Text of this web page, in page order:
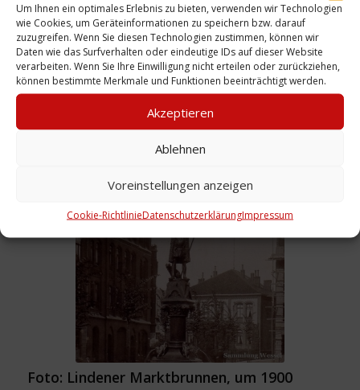
Um Ihnen ein optimales Erlebnis zu bieten, verwenden wir Technologien
wie Cookies, um Geräteinformationen zu speichern bzw. darauf
zuzugreifen. Wenn Sie diesen Technologien zustimmen, können wir
Daten wie das Surfverhalten oder eindeutige IDs auf dieser Website
verarbeiten. Wenn Sie Ihre Einwilligung nicht erteilen oder zurückziehen,
können bestimmte Merkmale und Funktionen beeinträchtigt werden.
Akzeptieren
Ablehnen
Voreinstellungen anzeigen
Cookie-RichtlinieDatenschutzerklärungImpressum
Broschüre: Linden im Wandel der Zeit, 1980
Foto: Lindener Marktbrunnen, um 1900